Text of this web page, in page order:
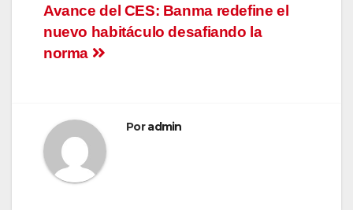
Navegación
de
Avance del CES: Banma redefine el
nuevo habitáculo desafiando la
norma
Poradmin